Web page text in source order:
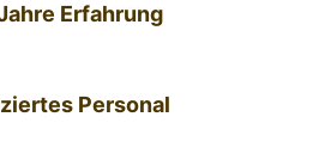
Erfahrung
Personal